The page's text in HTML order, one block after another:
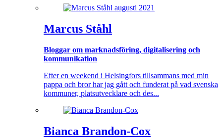
Marcus Ståhl
Bloggar om marknadsföring, digitalisering och
kommunikation
Efter en weekend i Helsingfors tillsammans med min
pappa och bror har jag gått och funderat på vad svenska
kommuner, platsutvecklare och des...
Bianca Brandon-Cox